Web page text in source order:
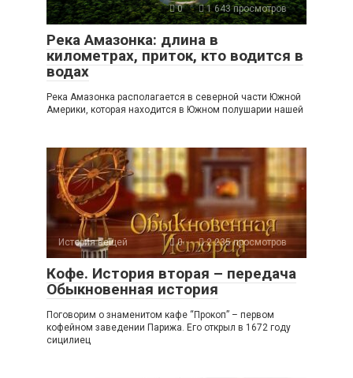
0
1 643 просмотров
Река Амазонка: длина в
километрах, приток, кто водится в
водах
Река Амазонка располагается в северной части Южной
Америки, которая находится в Южном полушарии нашей
История вещей 0 2 235 просмотров
Кофе. История вторая – передача
Обыкновенная история
Поговорим о знаменитом кафе “Прокоп” – первом
кофейном заведении Парижа. Его открыл в 1672 году
сицилиец